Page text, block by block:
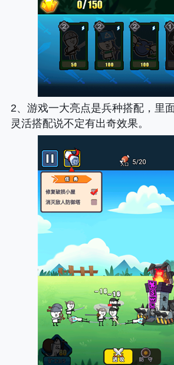
2、游戏一大亮点是兵种搭配，里
灵活搭配说不定有出奇效果。